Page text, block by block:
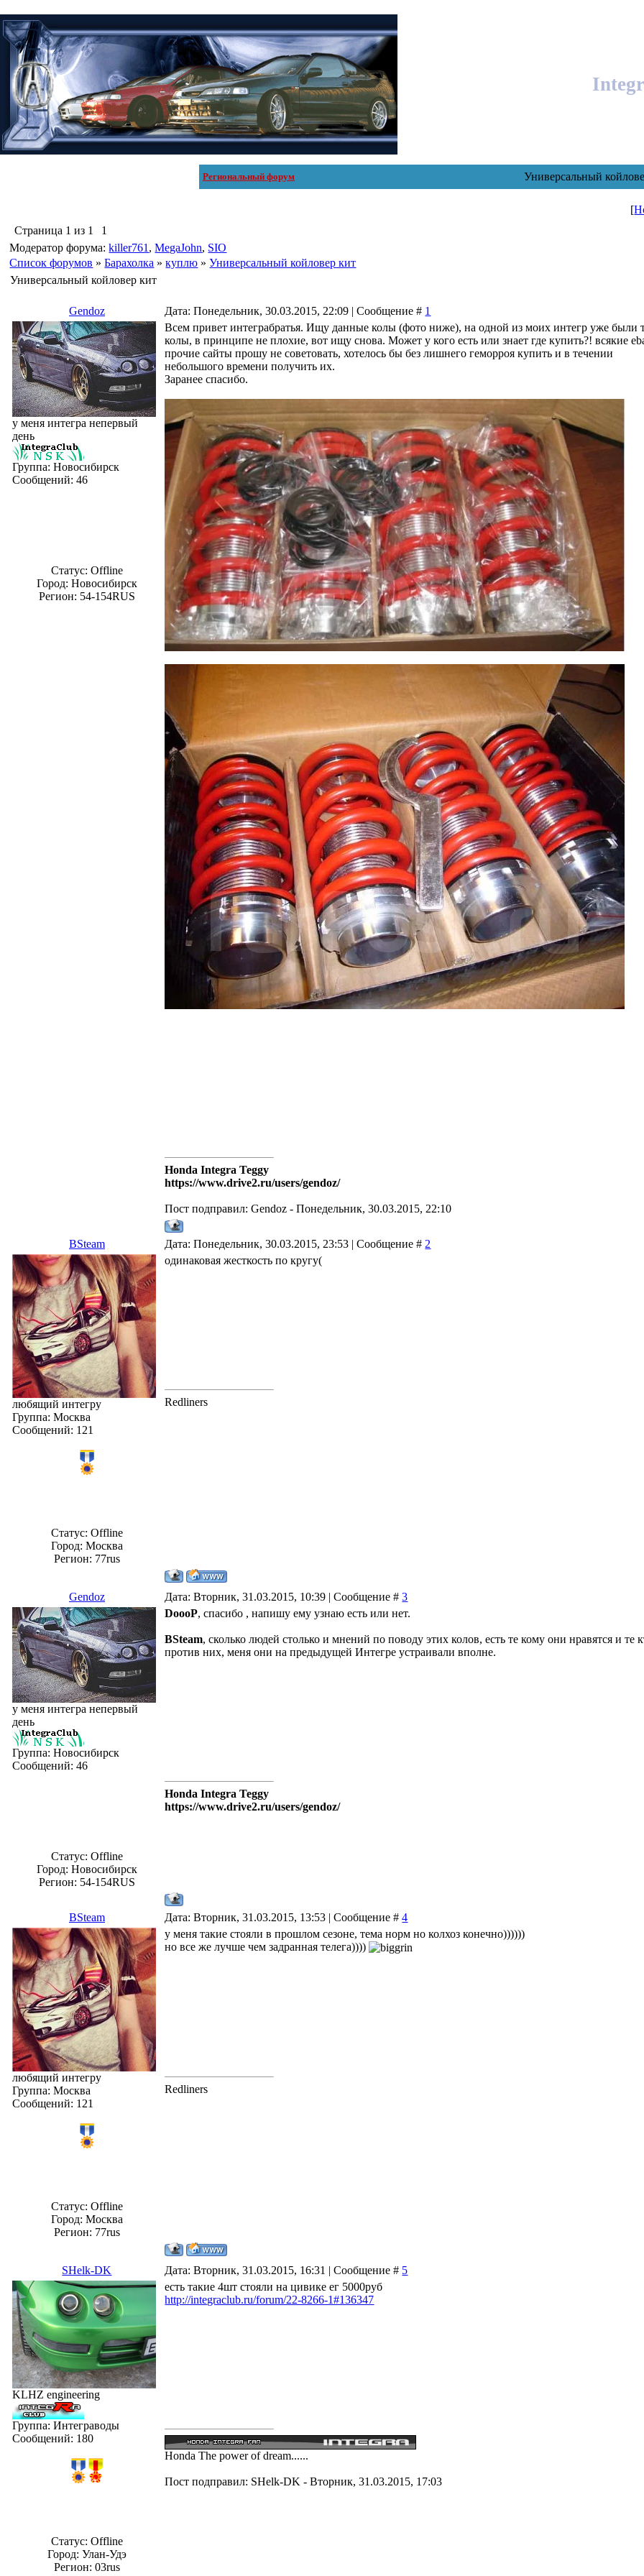
Региональный форум Универсальный
[
Страница 1 из 1
1
Модератор форума:killer761 ,MegaJohn, SIO
Список форумов » Барахолка » куплю » Универсальный койловер кит
Универсальный койловер кит
Gendoz Дата: Понедельник, 30.03.2015, 22:09 | Сообщение # 1
у меня интегра непервый
день
Группа: Новосибирск
Сообщений:46
Статус: Offline
Город: Новосибирск
Регион: 54-154RUS
Всем привет интеграбратья. Ищу данные колы (фото ниже), на одной из моих интегр уже были
колы, в принципе не плохие, вот ищу снова. Может у кого есть или знает где купить?! всякие
прочие сайты прошу не советовать, хотелось бы без лишнего геморроя купить и в течении
небольшого времени получить их.
Заранее спасибо.
Honda Integra Teggy
https://www.drive2.ru/users/gendoz/
Пост подправил:Gendoz -Понедельник, 30.03.2015, 22:10
BSteam Дата: Понедельник, 30.03.2015, 23:53 | Сообщение # 2
любящий интегру
Группа: Москва
Сообщений: 121
Статус: Offline
Город: Москвa
Регион: 77rus
одинаковая жесткость по кругу(
Redliners
Gendoz Дата: Вторник, 31.03.2015, 10:39 | Сообщение #3
у меня интегра непервый
день
Группа: Новосибирск
Сообщений:46
Статус: Offline
Город: Новосибирск
Регион: 54-154RUS
DoooP, спасибо , напишу ему узнаю есть или нет.
BSteam, сколько людей столько и мнений по поводу этих колов, есть те кому они нравятся и те
против них, меня они на предыдущей Интегре устраивали вполне.
Honda Integra Teggy
https://www.drive2.ru/users/gendoz/
BSteam Дата: Вторник, 31.03.2015, 13:53 | Сообщение #4
любящий интегру
Группа: Москва
Сообщений: 121
Статус: Offline
Город: Москвa
Регион: 77rus
у меня такие стояли в прошлом сезоне, тема норм но колхоз конечно))))))
но все же лучше чем задранная телега))))
Redliners
SHelk-DK Дата: Вторник, 31.03.2015, 16:31 | Сообщение # 5
KLHZ engineering
Группа: Интеграводы
Сообщений: 180
Статус: Offline
Город: Улан-Удэ
Регион: 03rus
есть такие 4шт стояли на цивике ег 5000руб
http://integraclub.ru/forum/22-8266-1#136347
Honda The power of dream......
Пост подправил: SHelk-DK -Вторник, 31.03.2015, 17:03